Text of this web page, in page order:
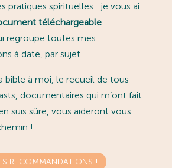
pratiques spirituelles : je vous ai
téléchargeable
regroupe toutes mes
à date, par sujet.
bible à moi, le recueil de tous
documentaires qui m’ont fait
suis sûre, vous aideront vous
!
RECOMMANDATIONS !